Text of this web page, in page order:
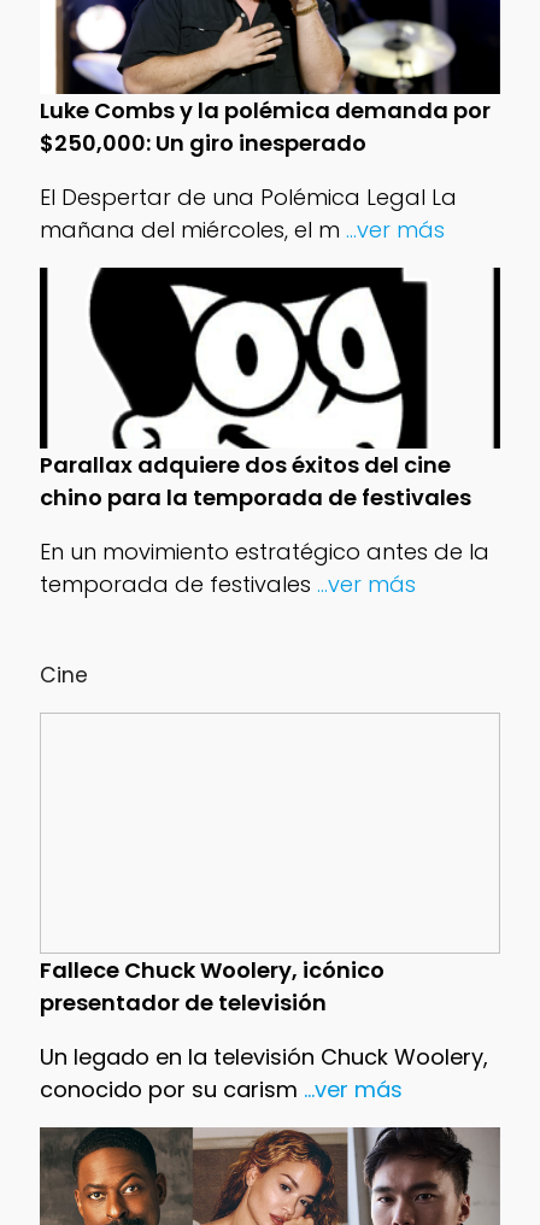
Cine
Fallece Chuck Woolery, icónico
presentador de televisión
Un legado en la televisión Chuck Woolery,
conocido por su carism ...ver más
Luke Combs y la polémica demanda por
$250,000: Un giro inesperado
El Despertar de una Polémica Legal La
mañana del miércoles, el m ...ver más
Parallax adquiere dos éxitos del cine
chino para la temporada de festivales
En un movimiento estratégico antes de la
temporada de festivales ...ver más